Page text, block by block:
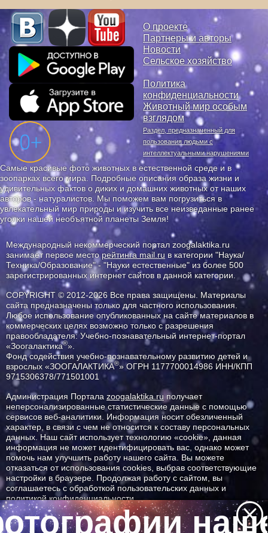
О проекте
Партнеры и авторы
Новости
Сельское хозяйство
Политика
конфиденциальности
Животный мир особым
взглядом
Раздел, предназначенный для
пользования людьми с
интеллектуальными нарушениями
Самые красивые фото животных в естественной среде и в
зоопарках всего мира. Подробные описания образа жизни и
удивительных фактов о диких и домашних животных от наших
авторов - натуралистов. Мы поможем вам погрузиться в
увлекательный мир природы и изучить все неизведанные ранее
уголки нашей необъятной планеты Земля!
Международный некоммерческий портал zoogalaktika.ru
занимает первое месторейтинга mail.ru в категории "Наука/
Техника/Образование" - "Науки естественные" из более 500
зарегистрированных интернет сайтов в данной категории.
COPYRIGHT © 2012-2026 Все права защищены. Материалы
сайта предназначены только для частного использования.
Любое использование опубликованных на сайте материалов в
коммерческих целях возможно только с разрешения
правообладателя: Учебно-познавательный интернет-портал
«Зоогалактика®».
Фонд содействия учебно-познавательному развитию детей и
взрослых «ЗООГАЛАКТИКА®» ОГРН 1177700014986 ИНН/КПП
9715306378/771501001
Администрация Портала zoogalaktika.ruполучает
неперсонализированные статистические данные с помощью
сервисов веб-аналитики. Информация носит обезличенный
характер, в связи с чем не относится к составу персональных
данных. Наш сайт использует технологию «cookie», данная
информация не может идентифицировать вас, однако может
помочь нам улучшить работу нашего сайта. Вы можете
отказаться от использования cookies, выбрав соответствующие
настройки в браузере. Продолжая работу с сайтом, вы
соглашаетесь с обработкой пользовательских данных и
политикой конфиденциальности.